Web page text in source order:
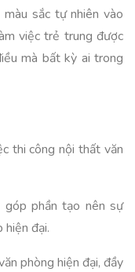
sắc tự nhiên vào
việc trẻ trung được
mà bất kỳ ai trong
thi công nội thất văn
góp phần tạo nên sự
hiện đại.
phòng hiện đại, đầy